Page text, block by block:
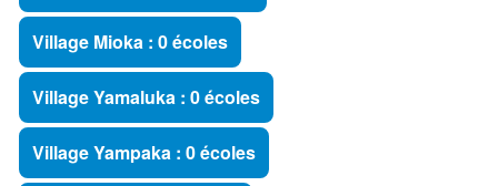
Village Mioka : 0 écoles
Village Yamaluka : 0 écoles
Village Yampaka : 0 écoles